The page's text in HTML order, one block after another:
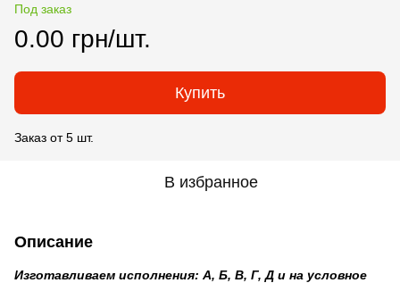
Под заказ
0.00 грн/шт.
Купить
Заказ от 5 шт.
В избранное
Описание
Изготавливаем исполнения: А, Б, В, Г, Д и на условное